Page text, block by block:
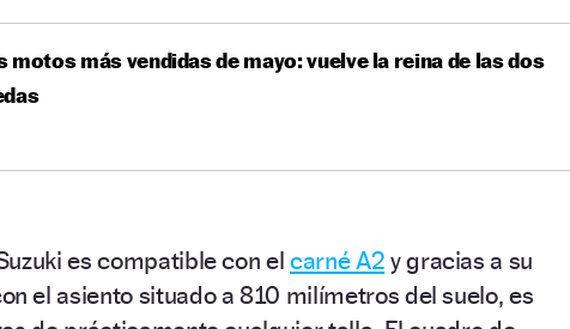
motos más vendidas de mayo: vuelve la reina de las dos
es compatible con elcarné A2 y gracias a su
el asiento situado a 810 milímetros del suelo, es